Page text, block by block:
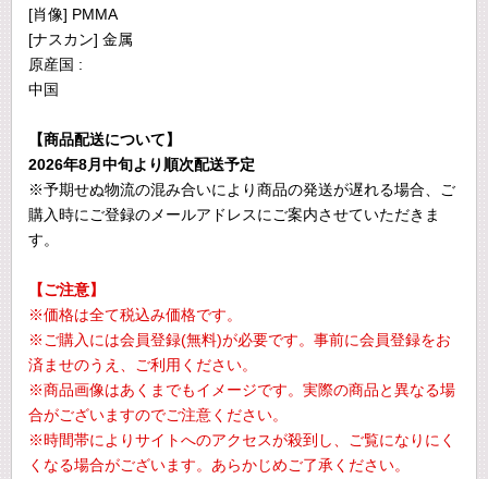
[肖像] PMMA
[ナスカン] 金属
原産国 :
中国
【商品配送について】
2026年8月中旬より順次配送予定
※予期せぬ物流の混み合いにより商品の発送が遅れる場合、ご
購入時にご登録のメールアドレスにご案内させていただきま
す。
【ご注意】
※価格は全て税込み価格です。
※ご購入には会員登録(無料)が必要です。事前に会員登録をお
済ませのうえ、ご利用ください。
※商品画像はあくまでもイメージです。実際の商品と異なる場
合がございますのでご注意ください。
※時間帯によりサイトへのアクセスが殺到し、ご覧になりにく
くなる場合がございます。あらかじめご了承ください。